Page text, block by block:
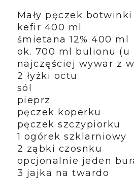
Mały pęczek botwinki
kefir 400 ml
śmietana 12% 400 ml
ok. 700 ml bulionu (u
najczęściej wywar z
2 łyżki octu
sól
pieprz
pęczek koperku
pęczek szczypiorku
1 ogórek szklarniowy
2 ząbki czosnku
opcjonalnie jeden
3 jajka na twardo